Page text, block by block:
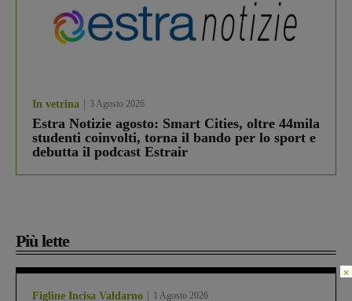
In vetrina 3 Agosto 2026
Estra Notizie agosto: Smart Cities, oltre 44mila
studenti coinvolti, torna il bando per lo sport e
debutta il podcast Estrair
Più lette
Figline Incisa Valdarno 1 Agosto 2026
×